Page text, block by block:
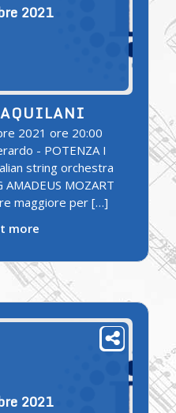
2021
2021 ore 20:00
- POTENZA I
string orchestra
MOZART
maggiore per […]
more
2021